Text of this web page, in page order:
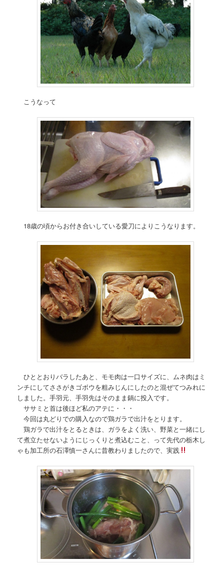
こうなって
18歳の頃からお付き合いしている愛刀によりこうなります。
ひととおりバラしたあと、モモ肉は一口サイズに、ムネ肉はミ
ンチにしてささがきゴボウを粗みじんにしたのと混ぜてつみれに
しました。手羽元、手羽先はそのまま鍋に投入です。
ササミと首は後ほど私のアテに・・・
今回は丸どりでの購入なので鶏ガラで出汁をとります。
鶏ガラで出汁をとるときは、ガラをよく洗い、野菜と一緒にし
て煮立たせないようにじっくりと煮込むこと、って先代の栃木し
ゃも加工所の石澤慎一さんに昔教わりましたので、実践